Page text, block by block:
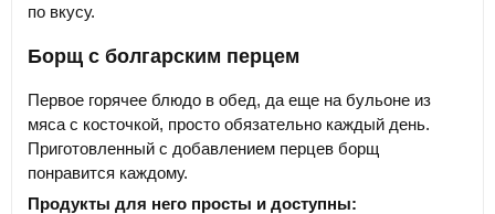
по вкусу.
Борщ с болгарским перцем
Первое горячее блюдо в обед, да еще на бульоне из
мяса с косточкой, просто обязательно каждый день.
Приготовленный с добавлением перцев борщ
понравится каждому.
Продукты для него просты и доступны: